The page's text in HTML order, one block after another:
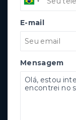
E-mail
Mensagem